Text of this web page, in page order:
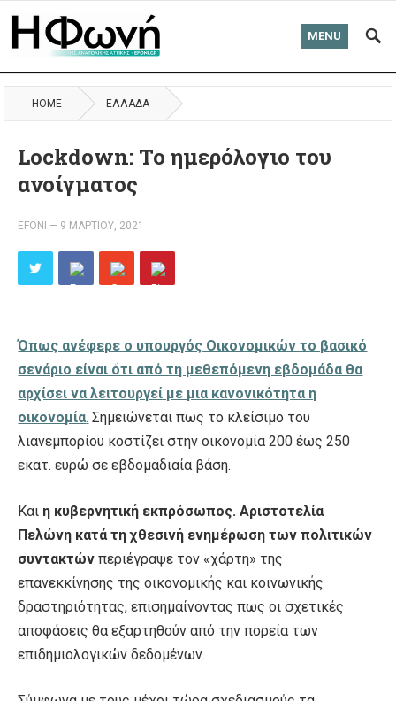
MENU
HOME ΈΛΛΑΔΑ
Lockdown: To ημερόλογιο του
ανοίγματος
EFONI — 9 ΜΑΡΤΊΟΥ, 2021
Όπως ανέφερε ο υπουργός Οικονομικών το βασικό
σενάριο είναι ότι από τη μεθεπόμενη εβδομάδα θα
αρχίσει να λειτουργεί με μια κανονικότητα η
οικονομία. Σημειώνεται πως το κλείσιμο του
λιανεμπορίου κοστίζει στην οικονομία 200 έως 250
εκατ. ευρώ σε εβδομαδιαία βάση.
Και η κυβερνητική εκπρόσωπος. Αριστοτελία
Πελώνη κατά τη χθεσινή ενημέρωση των πολιτικών
συντακτών περιέγραψε τον «χάρτη» της
επανεκκίνησης της οικονομικής και κοινωνικής
δραστηριότητας, επισημαίνοντας πως οι σχετικές
αποφάσεις θα εξαρτηθούν από την πορεία των
επιδημιολογικών δεδομένων.